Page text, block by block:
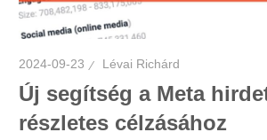
2024-09-23 Lévai Richárd
Új segítség a Meta
részletes célzásához